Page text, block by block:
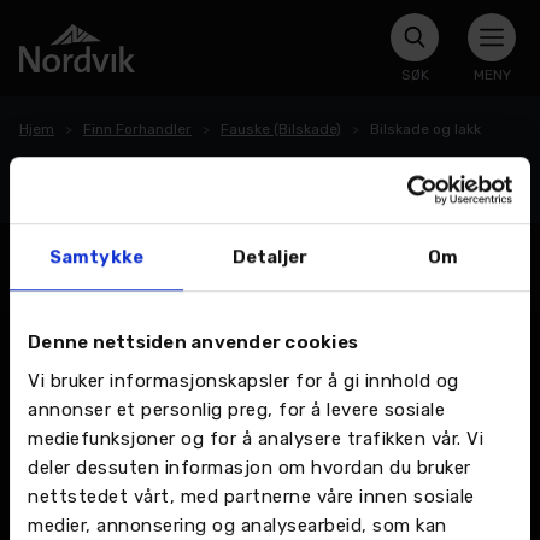
Samtykke Detaljer Om
Denne nettsiden anvender cookies
Vi bruker informasjonskapsler for å gi innhold og
annonser et personlig preg, for å levere sosiale
mediefunksjoner og for å analysere trafikken vår. Vi
deler dessuten informasjon om hvordan du bruker
nettstedet vårt, med partnerne våre innen sosiale
medier, annonsering og analysearbeid, som kan
SØK MENY
Hjem Finn Forhandler Fauske (Bilskade) Bilskade og lakk